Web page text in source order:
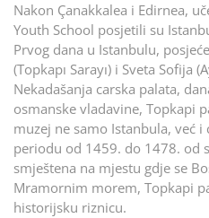
Nakon Çanakkalea i Edirnea,
Youth School posjetili su
Prvog dana u Istanbulu,
(Topkapı Sarayı) i Sveta Sofija
Nekadašanja carska palata,
osmanske vladavine, Topkapi
muzej ne samo Istanbula, već i
periodu od 1459. do 1478. od
smještena na mjestu gdje se
Mramornim morem, Topkapi
historijsku riznicu.